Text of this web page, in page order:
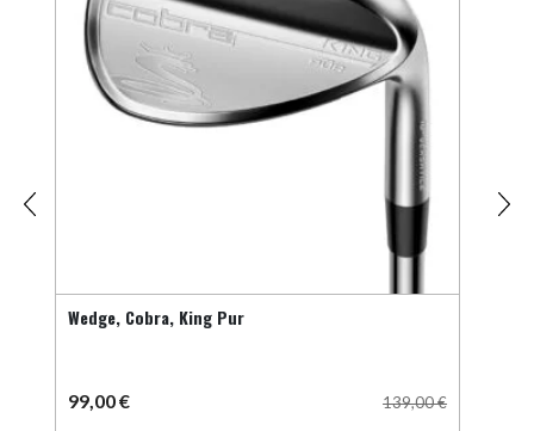
Wedge, Cobra, King Pur
99,00€ 139,00€